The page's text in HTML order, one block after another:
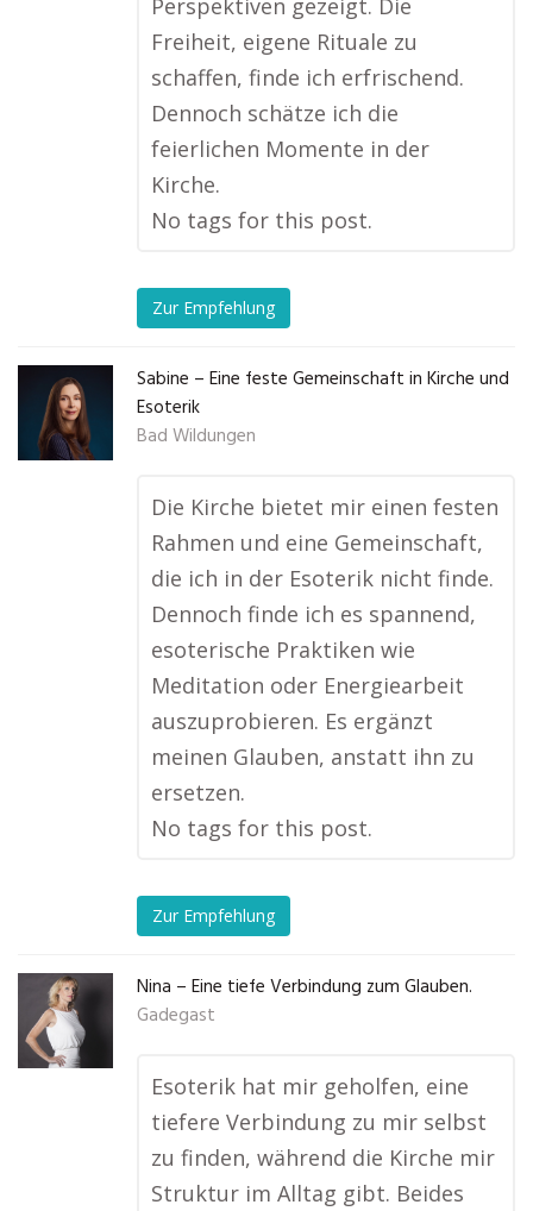
Perspektiven gezeigt. Die
Freiheit, eigene Rituale zu
schaffen, finde ich erfrischend.
Dennoch schätze ich die
feierlichen Momente in der
Kirche.
No tags for this post.
Zur Empfehlung
Sabine – Eine feste Gemeinschaft in Kirche und
Esoterik
Bad Wildungen
Die Kirche bietet mir einen festen
Rahmen und eine Gemeinschaft,
die ich in der Esoterik nicht finde.
Dennoch finde ich es spannend,
esoterische Praktiken wie
Meditation oder Energiearbeit
auszuprobieren. Es ergänzt
meinen Glauben, anstatt ihn zu
ersetzen.
No tags for this post.
Zur Empfehlung
Nina – Eine tiefe Verbindung zum Glauben.
Gadegast
Esoterik hat mir geholfen, eine
tiefere Verbindung zu mir selbst
zu finden, während die Kirche mir
Struktur im Alltag gibt. Beides